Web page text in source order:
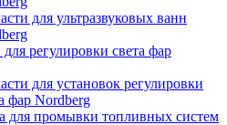
для ультразвуковых ванн
регулировки света фар
для установок регулировки
фар Nordberg
для промывки топливных систем